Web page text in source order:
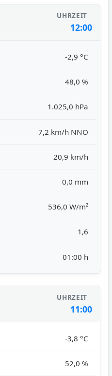
12:00
-2,9 °C
48,0 %
1.025,0 hPa
7,2 km/h NNO
20,9 km/h
0,0 mm
536,0 W/m²
1,6
01:00 h
11:00
-3,8 °C
52,0 %